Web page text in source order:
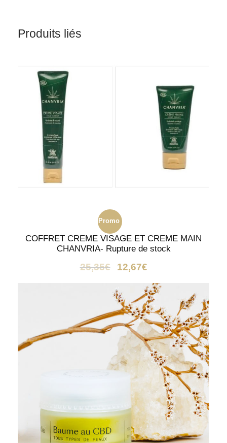
Produits liés
Promo
!
COFFRET CREME VISAGE ET CREME MAIN
CHANVRIA- Rupture de stock
25,35€ 12,67€